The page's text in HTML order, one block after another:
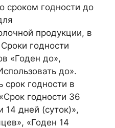
сроком годности до
продукции, в
годности
«Годен до»,
до».
срок годности в
годности 36
14 дней (суток)»,
«Годен 14